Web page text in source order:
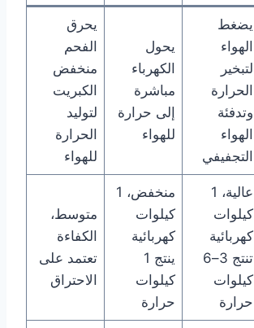
يضغط
الهواء
لتبخير
الحرارة
وتدفئة
الهواء
التجفيفي
يحول
الكهرباء
مباشرة
إلى حرارة
للهواء
يحرق
الفحم
منخفض
الكبريت
لتوليد
الحرارة
للهواء
عالية، 1
كيلوات
كهربائية
تنتج 3–6
كيلوات
حرارة
منخفض، 1
كيلوات
كهربائية
ينتج 1
كيلوات
حرارة
متوسط،
الكفاءة
تعتمد على
الاحتراق